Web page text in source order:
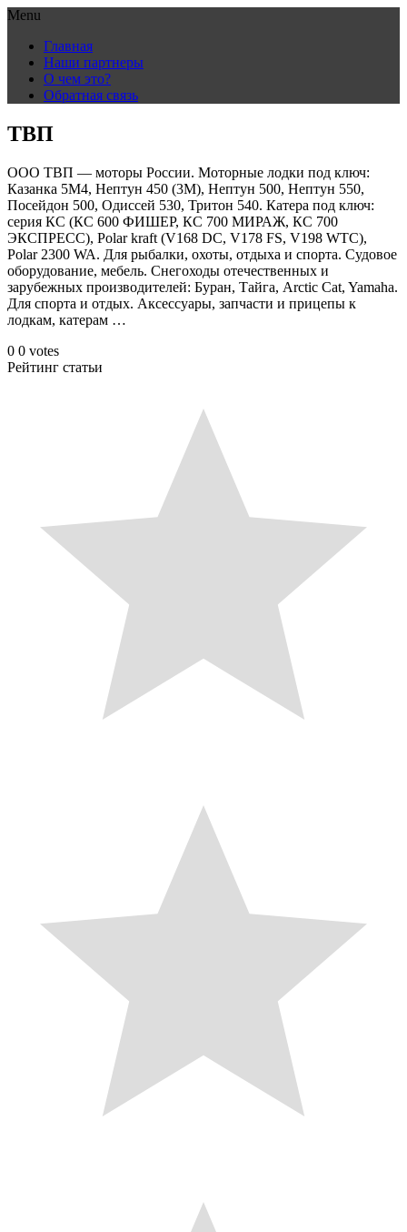
Menu
content
Главная
Наши партнеры
О чем это?
Обратная связь
ТВП
ООО ТВП — моторы России. Моторные лодки под ключ:
Казанка 5М4, Нептун 450 (3М), Нептун 500, Нептун 550,
Посейдон 500, Одиссей 530, Тритон 540. Катера под ключ:
серия КС (КС 600 ФИШЕР, КС 700 МИРАЖ, КС 700
ЭКСПРЕСС), Polar kraft (V168 DC, V178 FS, V198 WTC),
Polar 2300 WA. Для рыбалки, охоты, отдыха и спорта. Судовое
оборудование, мебель. Снегоходы отечественных и
зарубежных производителей: Буран, Тайга, Arctic Cat, Yamaha.
Для спорта и отдых. Аксессуары, запчасти и прицепы к
лодкам, катерам …
0 0 votes
Рейтинг статьи